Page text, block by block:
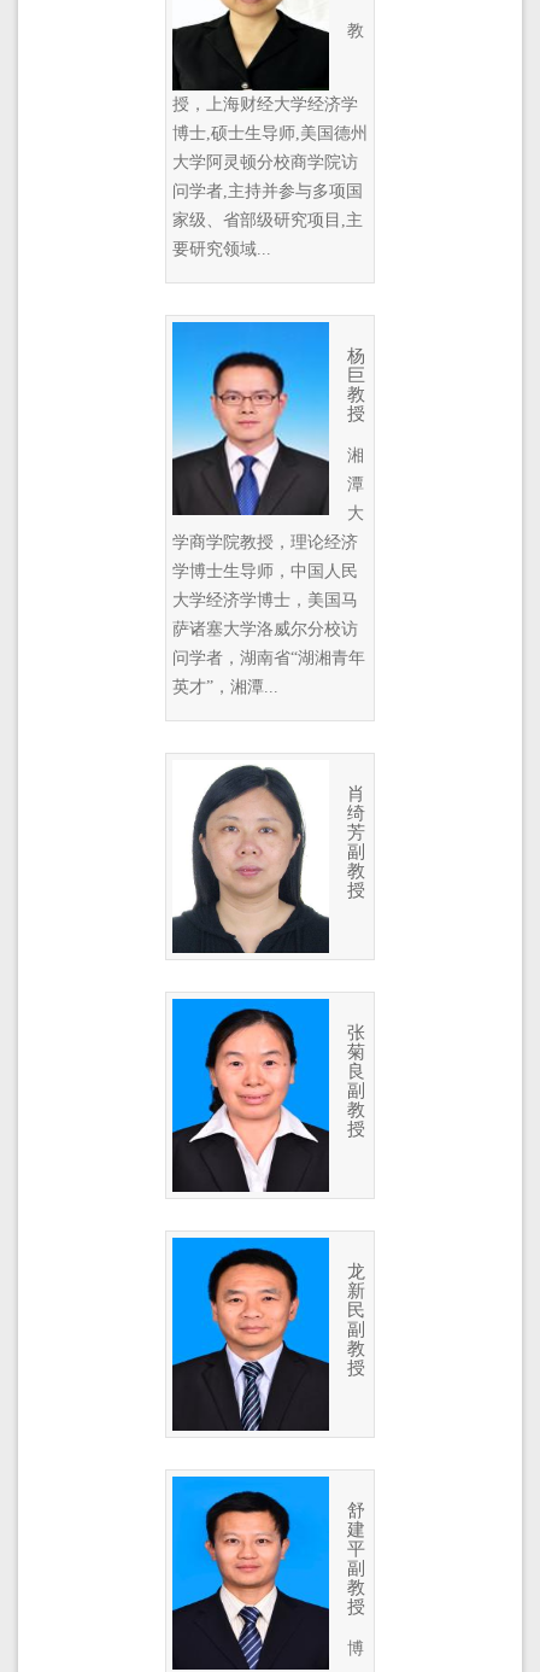
教
授，上海财经大学经济学
博士,硕士生导师,美国德州
大学阿灵顿分校商学院访
问学者,主持并参与多项国
家级、省部级研究项目,主
要研究领域...
杨
巨
教
授
湘
潭
大
学商学院教授，理论经济
学博士生导师，中国人民
大学经济学博士，美国马
萨诸塞大学洛威尔分校访
问学者，湖南省“湖湘青年
英才”，湘潭...
肖
绮
芳
副
教
授
张
菊
良
副
教
授
龙
新
民
副
教
授
舒
建
平
副
教
授
博